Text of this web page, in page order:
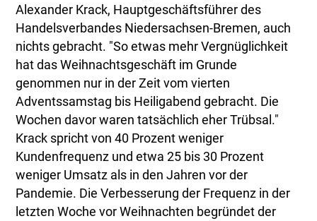
Alexander Krack, Hauptgeschäftsführer des
Handelsverbandes Niedersachsen-Bremen, auch
nichts gebracht. "So etwas mehr Vergnüglichkeit
hat das Weihnachtsgeschäft im Grunde
genommen nur in der Zeit vom vierten
Adventssamstag bis Heiligabend gebracht. Die
Wochen davor waren tatsächlich eher Trübsal."
Krack spricht von 40 Prozent weniger
Kundenfrequenz und etwa 25 bis 30 Prozent
weniger Umsatz als in den Jahren vor der
Pandemie. Die Verbesserung der Frequenz in der
letzten Woche vor Weihnachten begründet der